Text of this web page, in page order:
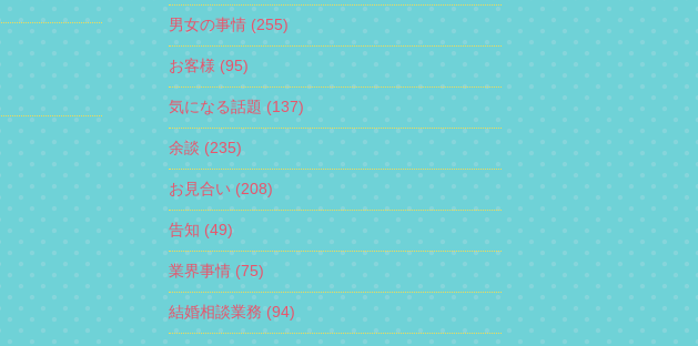
男女の事情 (255)
お客様 (95)
気になる話題 (137)
余談 (235)
お見合い (208)
告知 (49)
業界事情 (75)
結婚相談業務 (94)